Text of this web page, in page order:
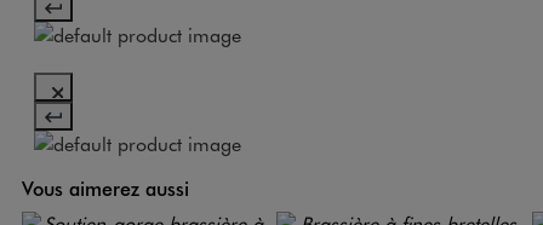
Vous aimerez aussi